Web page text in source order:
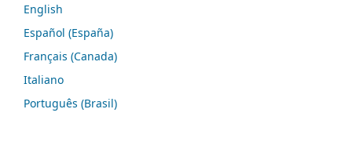
English
Español (España)
Français (Canada)
Italiano
Português (Brasil)